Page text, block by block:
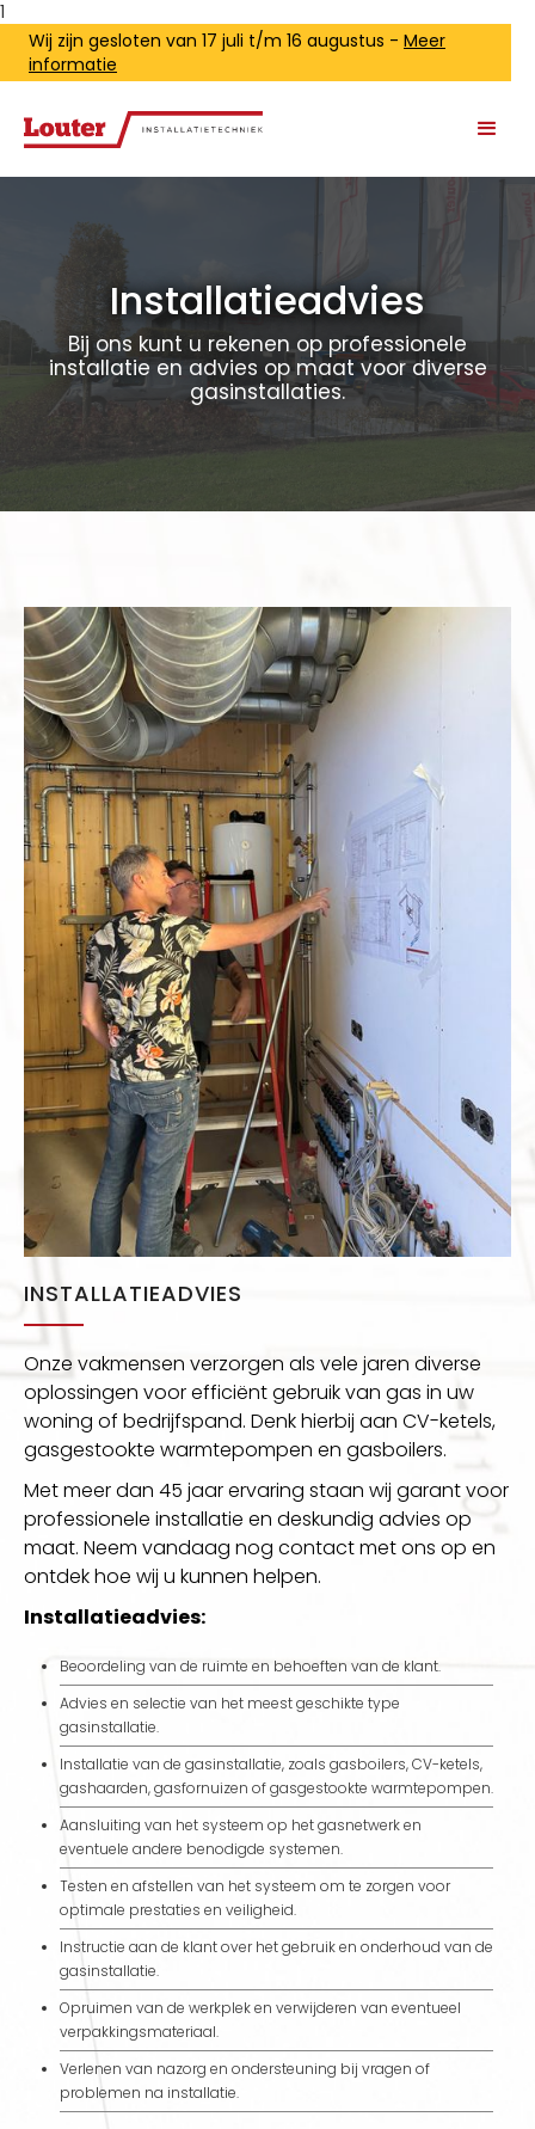
1
Wij zijn gesloten van 17 juli t/m 16 augustus - Meer
informatie
Installatieadvies
Bij ons kunt u rekenen op professionele
installatie en advies op maat voor diverse
gasinstallaties.
INSTALLATIEADVIES
Onze vakmensen verzorgen als vele jaren diverse
oplossingen voor efficiënt gebruik van gas in uw
woning of bedrijfspand. Denk hierbij aan CV-ketels,
gasgestookte warmtepompen en gasboilers.
Met meer dan 45 jaar ervaring staan wij garant voor
professionele installatie en deskundig advies op
maat. Neem vandaag nog contact met ons op en
ontdek hoe wij u kunnen helpen.
Installatieadvies:
Beoordeling van de ruimte en behoeften van de klant.
Advies en selectie van het meest geschikte type
gasinstallatie.
Installatie van de gasinstallatie, zoals gasboilers, CV-ketels,
gashaarden, gasfornuizen of gasgestookte warmtepompen.
Aansluiting van het systeem op het gasnetwerk en
eventuele andere benodigde systemen.
Testen en afstellen van het systeem om te zorgen voor
optimale prestaties en veiligheid.
Instructie aan de klant over het gebruik en onderhoud van de
gasinstallatie.
Opruimen van de werkplek en verwijderen van eventueel
verpakkingsmateriaal.
Verlenen van nazorg en ondersteuning bij vragen of
problemen na installatie.